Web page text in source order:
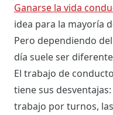
Ganarse la vida
idea para la mayoría
Pero dependiendo
día suele ser
El trabajo de
tiene sus
trabajo por turnos,